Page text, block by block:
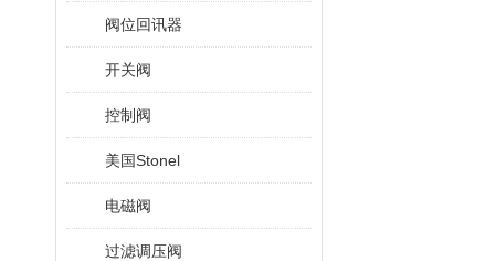
阀位回讯器
开关阀
控制阀
美国Stonel
电磁阀
过滤调压阀